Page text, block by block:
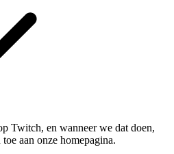
Twitch, en wanneer we dat doen,
aan onze homepagina.